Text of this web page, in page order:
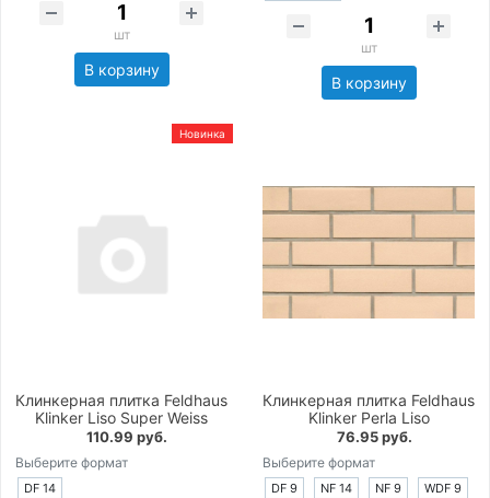
шт
В корзину
шт
В корзину
Новинка
Клинкерная плитка Feldhaus
Klinker Liso Super Weiss
110.99 руб.
Выберите формат
DF 14
Клинкерная плитка Feldhaus
Klinker Perla Liso
76.95 руб.
Выберите формат
DF 9 NF 14 NF 9
WDF 9